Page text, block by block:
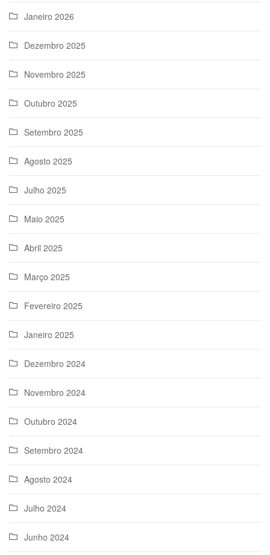
Janeiro 2026
Dezembro 2025
Novembro 2025
Outubro 2025
Setembro 2025
Agosto 2025
Julho 2025
Maio 2025
Abril 2025
Março 2025
Fevereiro 2025
Janeiro 2025
Dezembro 2024
Novembro 2024
Outubro 2024
Setembro 2024
Agosto 2024
Julho 2024
Junho 2024